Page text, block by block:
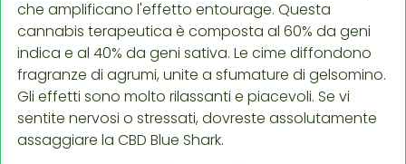
che amplificano l'effetto entourage. Questa
cannabis terapeutica è composta al 60% da geni
indica e al 40% da geni sativa. Le cime diffondono
fragranze di agrumi, unite a sfumature di gelsomino.
Gli effetti sono molto rilassanti e piacevoli. Se vi
sentite nervosi o stressati, dovreste assolutamente
assaggiare la CBD Blue Shark.